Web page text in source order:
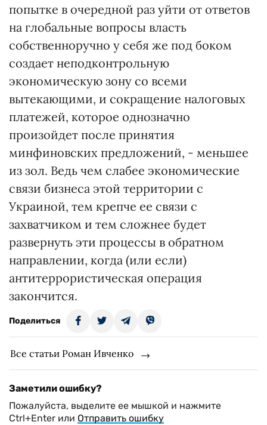
попытке в очередной раз уйти от ответов
на глобальные вопросы власть
собственноручно у себя же под боком
создает неподконтрольную
экономическую зону со всеми
вытекающими, и сокращение налоговых
платежей, которое однозначно
произойдет после принятия
минфиновских предложений, - меньшее
из зол. Ведь чем слабее экономические
связи бизнеса этой территории с
Украиной, тем крепче ее связи с
захватчиком и тем сложнее будет
развернуть эти процессы в обратном
направлении, когда (или если)
антитеррористическая операция
закончится.
Поделиться
Все статьи Роман Ивченко
Заметили ошибку?
Пожалуйста, выделите ее мышкой и нажмите
Ctrl+Enter или Отправить ошибку